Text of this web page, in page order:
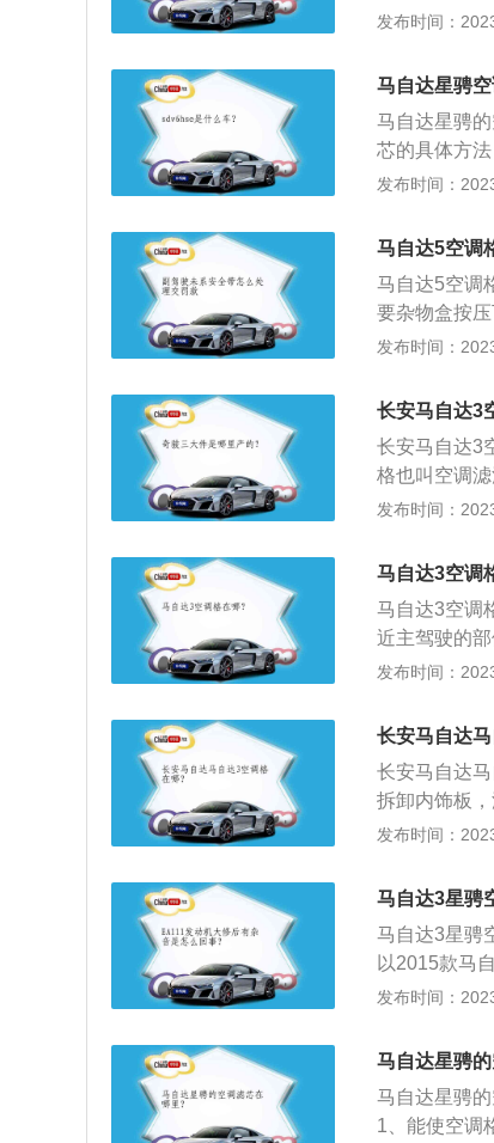
合，这个时
冷却的蒸发
鼓风机吹来
发布时间：
马自达星骋
马自达星骋
芯的具体方
下面的挡板
板拿出来一
滑动，塑料
滤芯的盒子
的空调滤芯
好，更换马
发布时间：
马自达5空调
马自达5空调
要杂物盒按
自达5空调滤
侧拔出。将
向中间挤压
用力按压盖
芯。将新的
发布时间：
长安马自达3
长安马自达3
格也叫空调
提高。以
马自达3手动
率转速是每
发布时间：
马自达3空调
马自达3空调
近主驾驶的
紧凑型车，
w，最大功率
发布时间：
长安马自达
长安马自达
拆卸内饰板
会影响空调
速达到每小
匹，最大扭
发布时间：
马自达3星骋
马自达3星骋
以2015款马
5mm、高
载了1.6l自然
发布时间：
马自达星骋
马自达星骋
1、能使空调